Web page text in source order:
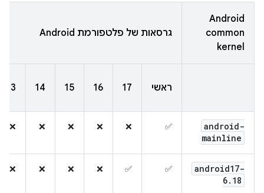
Android
common
kernel
גרסאות של פלטפורמת Android
ראשי 17
16
15
14
13
android-
mainline
✅
❌
❌
❌
❌
❌
android17-
6. 18
✅
✅
❌
❌
❌
❌